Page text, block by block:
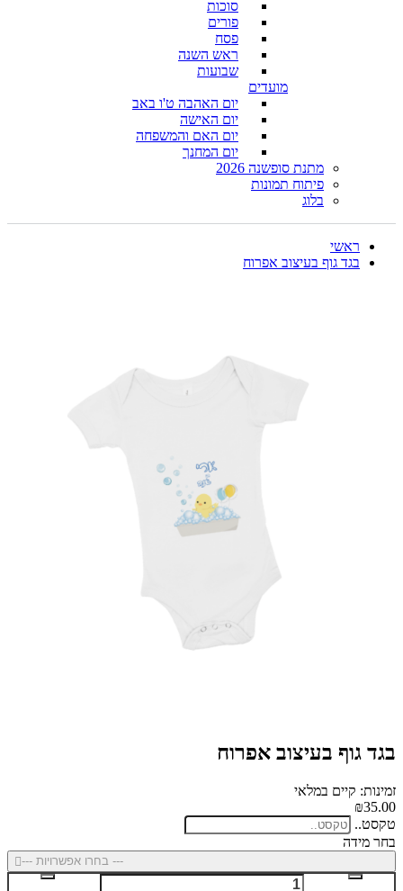
סוכות
פורים
פסח
ראש השנה
שבועות
מועדים
יום האהבה ט'ו באב
יום האישה
יום האם והמשפחה
יום המחנך
מתנת סופשנה 2026
פיתוח תמונות
בלוג
ראשי
בגד גוף בעיצוב אפרוח
בגד גוף בעיצוב אפרוח
זמינות: קיים במלאי
₪35.00
טקסט..
בחר מידה
--- בחרו אפשרויות ---